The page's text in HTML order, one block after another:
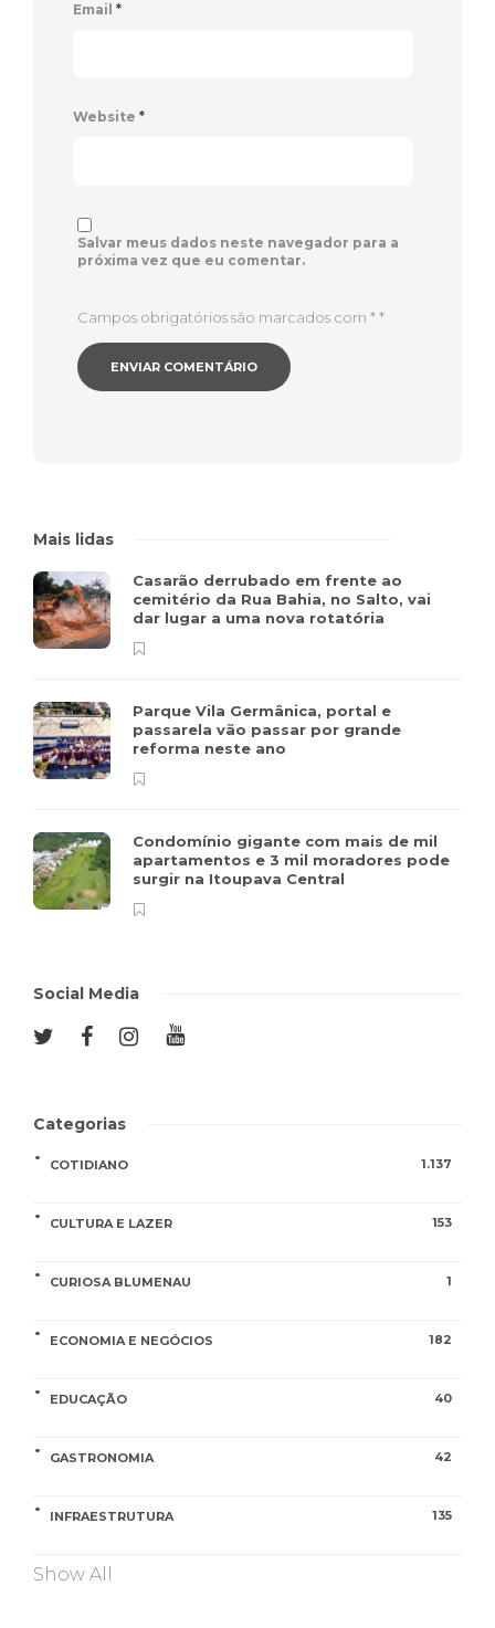
Email *
Website *
Salvar meus dados neste navegador para a
próxima vez que eu comentar.
Campos obrigatórios são marcados com **
Mais lidas
Casarão derrubado em frente ao
cemitério da Rua Bahia, no Salto, vai
dar lugar a uma nova rotatória
Parque Vila Germânica, portal e
passarela vão passar por grande
reforma neste ano
Condomínio gigante com mais de mil
apartamentos e 3 mil moradores pode
surgir na Itoupava Central
Social Media
Categorias
COTIDIANO 1.137
CULTURA E LAZER 153
CURIOSA BLUMENAU 1
ECONOMIA E NEGÓCIOS 182
EDUCAÇÃO 40
GASTRONOMIA 42
INFRAESTRUTURA 135
Show All